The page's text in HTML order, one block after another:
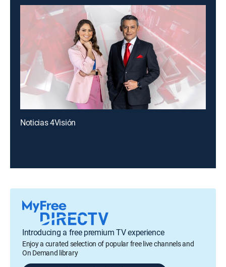
Noticias 4Visión
Introducing a free premium TV experience
Enjoy a curated selection of popular free live channels and
On Demand library